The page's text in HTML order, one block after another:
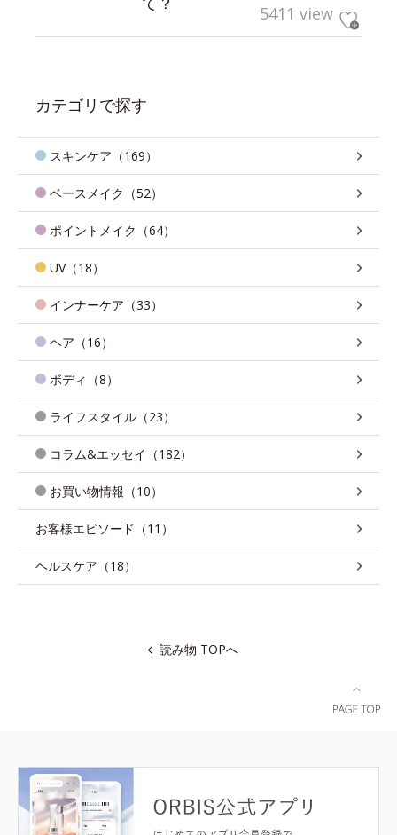
5411 view
カテゴリで探す
スキンケア（169）
ベースメイク（52）
ポイントメイク（64）
UV（18）
インナーケア（33）
ヘア（16）
ボディ（8）
ライフスタイル（23）
コラム&エッセイ（182）
お買い物情報（10）
お客様エピソード（11）
ヘルスケア（18）
読み物 TOPへ